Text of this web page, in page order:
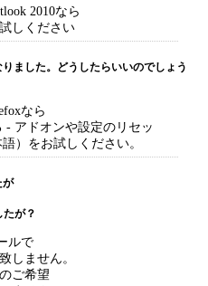
2010なら
しください
ました。どうしたらいいのでしょう
なら
- アドオンや設定のリセッ
）をお試しください。
が
が？
ルで
しません。
ご希望